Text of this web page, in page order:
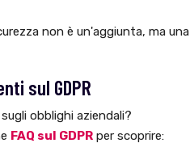
non è un'aggiunta, ma una
sul GDPR
obblighi aziendali?
FAQ sul GDPR per scoprire: